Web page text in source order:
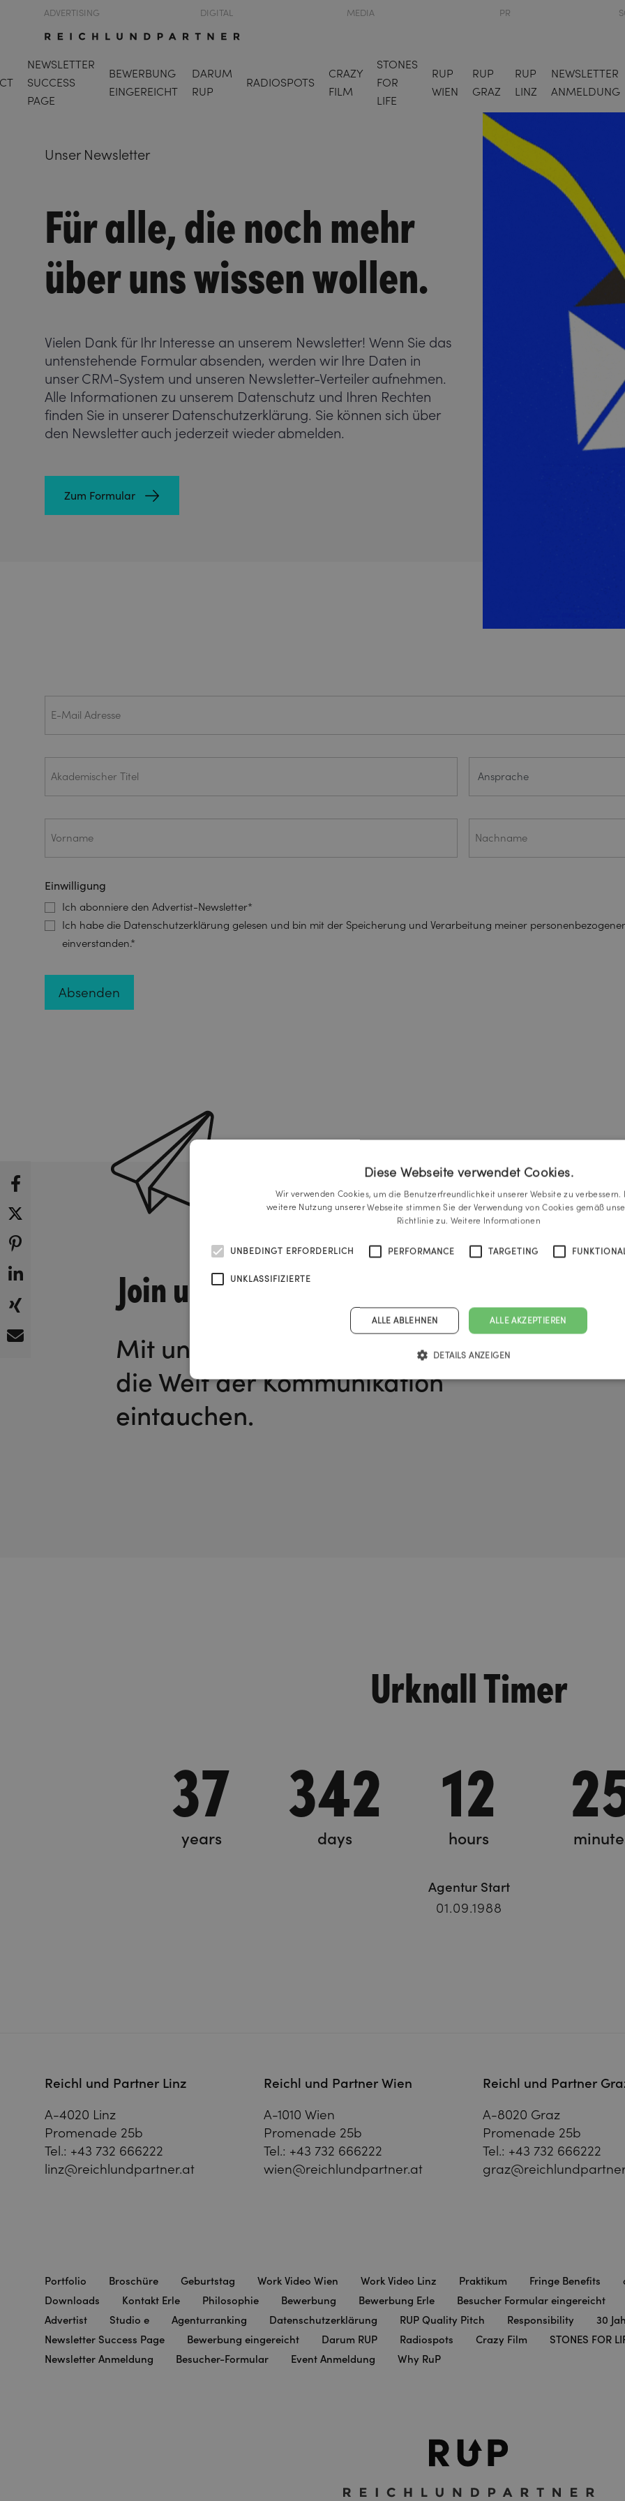
ADVERTISING DIGITAL MEDIA PR
NEWSLETTER
SUCCESS
PAGE
BEWERBUNG
EINGEREICHT
DARUM
RUP
RADIOSPOTS
CRAZY
FILM
STONES
FOR
LIFE
RUP
WIEN
RUP
GRAZ
RUP
LINZ
NEWSLETTER
ANMELDUNG
Unser Newsletter
Für alle, die noch mehr
über uns wissen wollen.
Vielen Dank für Ihr Interesse an unserem Newsletter! Wenn Sie das
untenstehende Formular absenden, werden wir Ihre Daten in
unser CRM-System und unseren Newsletter-Verteiler aufnehmen.
Alle Informationen zu unserem Datenschutz und Ihren Rechten
finden Sie in unserer Datenschutzerklärung. Sie können sich über
den Newsletter auch jederzeit wieder abmelden.
Zum Formular
E-Mail
Adresse
(ERFORDERLICH)
Akademischer
Titel
Ansprache(ERFORDERLICH)
Vorname(ERFORDERLICH) Nachname(ERFORDERLICH)
Einwilligung
Ich abonniere den Advertist-Newsletter*
Ich habe die Datenschutzerklärung gelesen und bin mit der Speicherung und Verarbeitung meiner personenbezogenen
einverstanden.*
Join us!
Mit unserem Newsletter in
die Welt der Kommunikation
eintauchen.
Urknall Timer
37
years
342
days
12
hours
Agentur Start
01.09.1988
Reichl und Partner Linz
A-4020 Linz
Promenade 25b
Tel.: +43 732 666222
linz@reichlundpartner.at
Reichl und Partner Wien
A-1010 Wien
Promenade 25b
Tel.: +43 732 666222
wien@reichlundpartner.at
Reichl und Partner
A-8020 Graz
Promenade 25b
Tel.: +43 732 666222
Portfolio Broschüre Geburtstag Work Video Wien Work Video Linz Praktikum Fringe Benefits
Downloads
Kontakt Erle Philosophie Bewerbung Bewerbung Erle Besucher Formular eingereicht
Advertist
Studio e Agenturranking Datenschutzerklärung RUP Quality Pitch Responsibility 30
Newsletter Success Page
Bewerbung eingereicht Darum RUP Radiospots Crazy Film STONES FOR
Newsletter Anmeldung
Besucher-Formular Event Anmeldung Why RuP
Diese Webseite verwendet Cookies.
Wir verwenden Cookies, um die Benutzerfreundlichkeit unserer Website zu verbessern.
weitere Nutzung unserer Webseite stimmen Sie der Verwendung von Cookies gemäß
Richtlinie zu. Weitere Informationen
UNBEDINGT ERFORDERLICH PERFORMANCE TARGETING
UNKLASSIFIZIERTE
ALLE AKZEPTIEREN
ALLE ABLEHNEN
DETAILS ANZEIGEN